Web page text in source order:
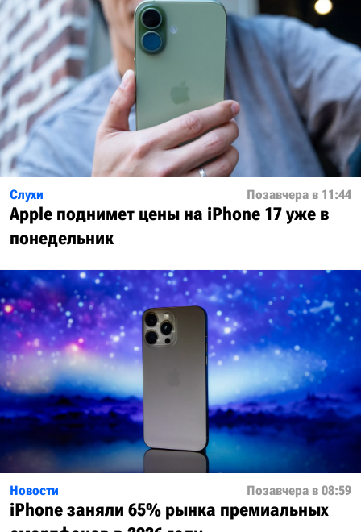
Слухи Позавчера в 11:44
Apple поднимет цены на iPhone 17 уже в
понедельник
Новости Позавчера в 08:59
iPhone заняли 65% рынка премиальных